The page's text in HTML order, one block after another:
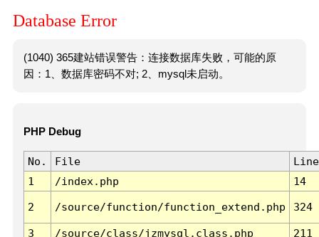
Database Error
(1040) 365建站错误警告：连接数据库失败，可能的原
因：1、数据库密码不对; 2、mysql未启动。
PHP Debug
No. File
Line
1
/index.php 14
2 /source/function/function_extend.php 324
3 /source/class/jzmysql.class.php
211